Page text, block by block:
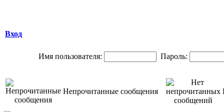
Вход
Имя пользователя: Пароль:
Непрочитанные сообщения